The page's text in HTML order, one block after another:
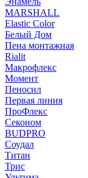
MARSHALL
Elastic Color
Белый Дом
Пена монтажная
Rialit
Макрофлекс
Момент
Пеносил
Первая линия
ПроФлекс
Секоном
BUDPRO
Соудал
Титан
Трис